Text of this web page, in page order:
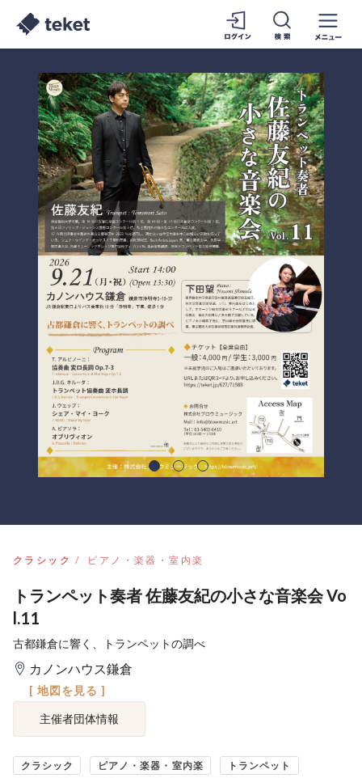
クラシック ピアノ・楽器・室内楽
トランペット奏者 佐藤友紀の小さな音楽会 Vo
l.11
古都鎌倉に響く、トランペットの調べ
カノンハウス鎌倉
[ 地図を見る ]
主催者団体情報
クラシック ピアノ・楽器・室内楽 トランペット